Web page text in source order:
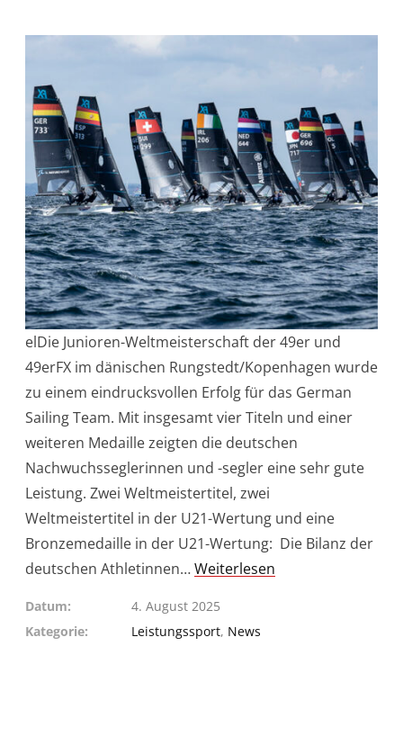
elDie Junioren-Weltmeisterschaft der 49er und
49erFX im dänischen Rungstedt/Kopenhagen wurde
zu einem eindrucksvollen Erfolg für das German
Sailing Team. Mit insgesamt vier Titeln und einer
weiteren Medaille zeigten die deutschen
Nachwuchsseglerinnen und -segler eine sehr gute
Leistung. Zwei Weltmeistertitel, zwei
Weltmeistertitel in der U21-Wertung und eine
Bronzemedaille in der U21-Wertung: Die Bilanz der
deutschen Athletinnen…Weiterlesen
Datum
4. August 2025
Kategorie
Leistungssport, News